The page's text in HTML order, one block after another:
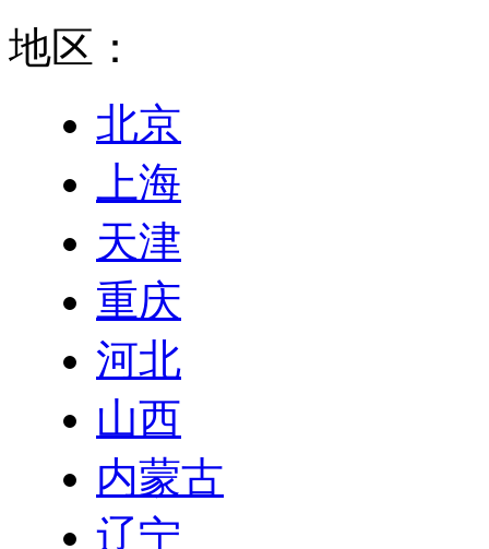
地区：
北京
上海
天津
重庆
河北
山西
内蒙古
辽宁